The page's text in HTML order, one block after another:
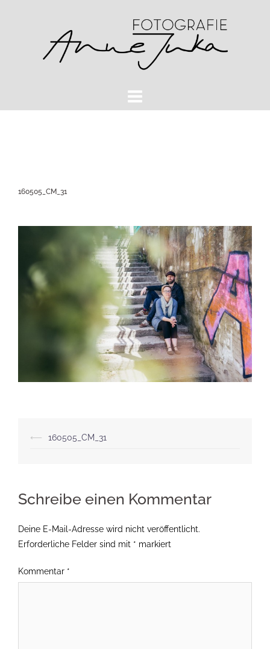
160505_CM_31
Beitragsnavigation
⟵ 160505_CM_31
Schreibe einen Kommentar
Deine E-Mail-Adresse wird nicht veröffentlicht.
Erforderliche Felder sind mit * markiert
Kommentar *